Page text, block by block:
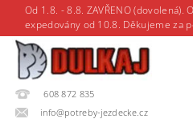
Od 1.8. - 8.8. ZAVŘENO (dovolená).
expedovány od 10.8. Děkujeme za
608 872 835
info@potreby-jezdecke.cz